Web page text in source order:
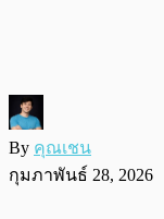
By คุณเชน
กุมภาพันธ์ 28, 2026